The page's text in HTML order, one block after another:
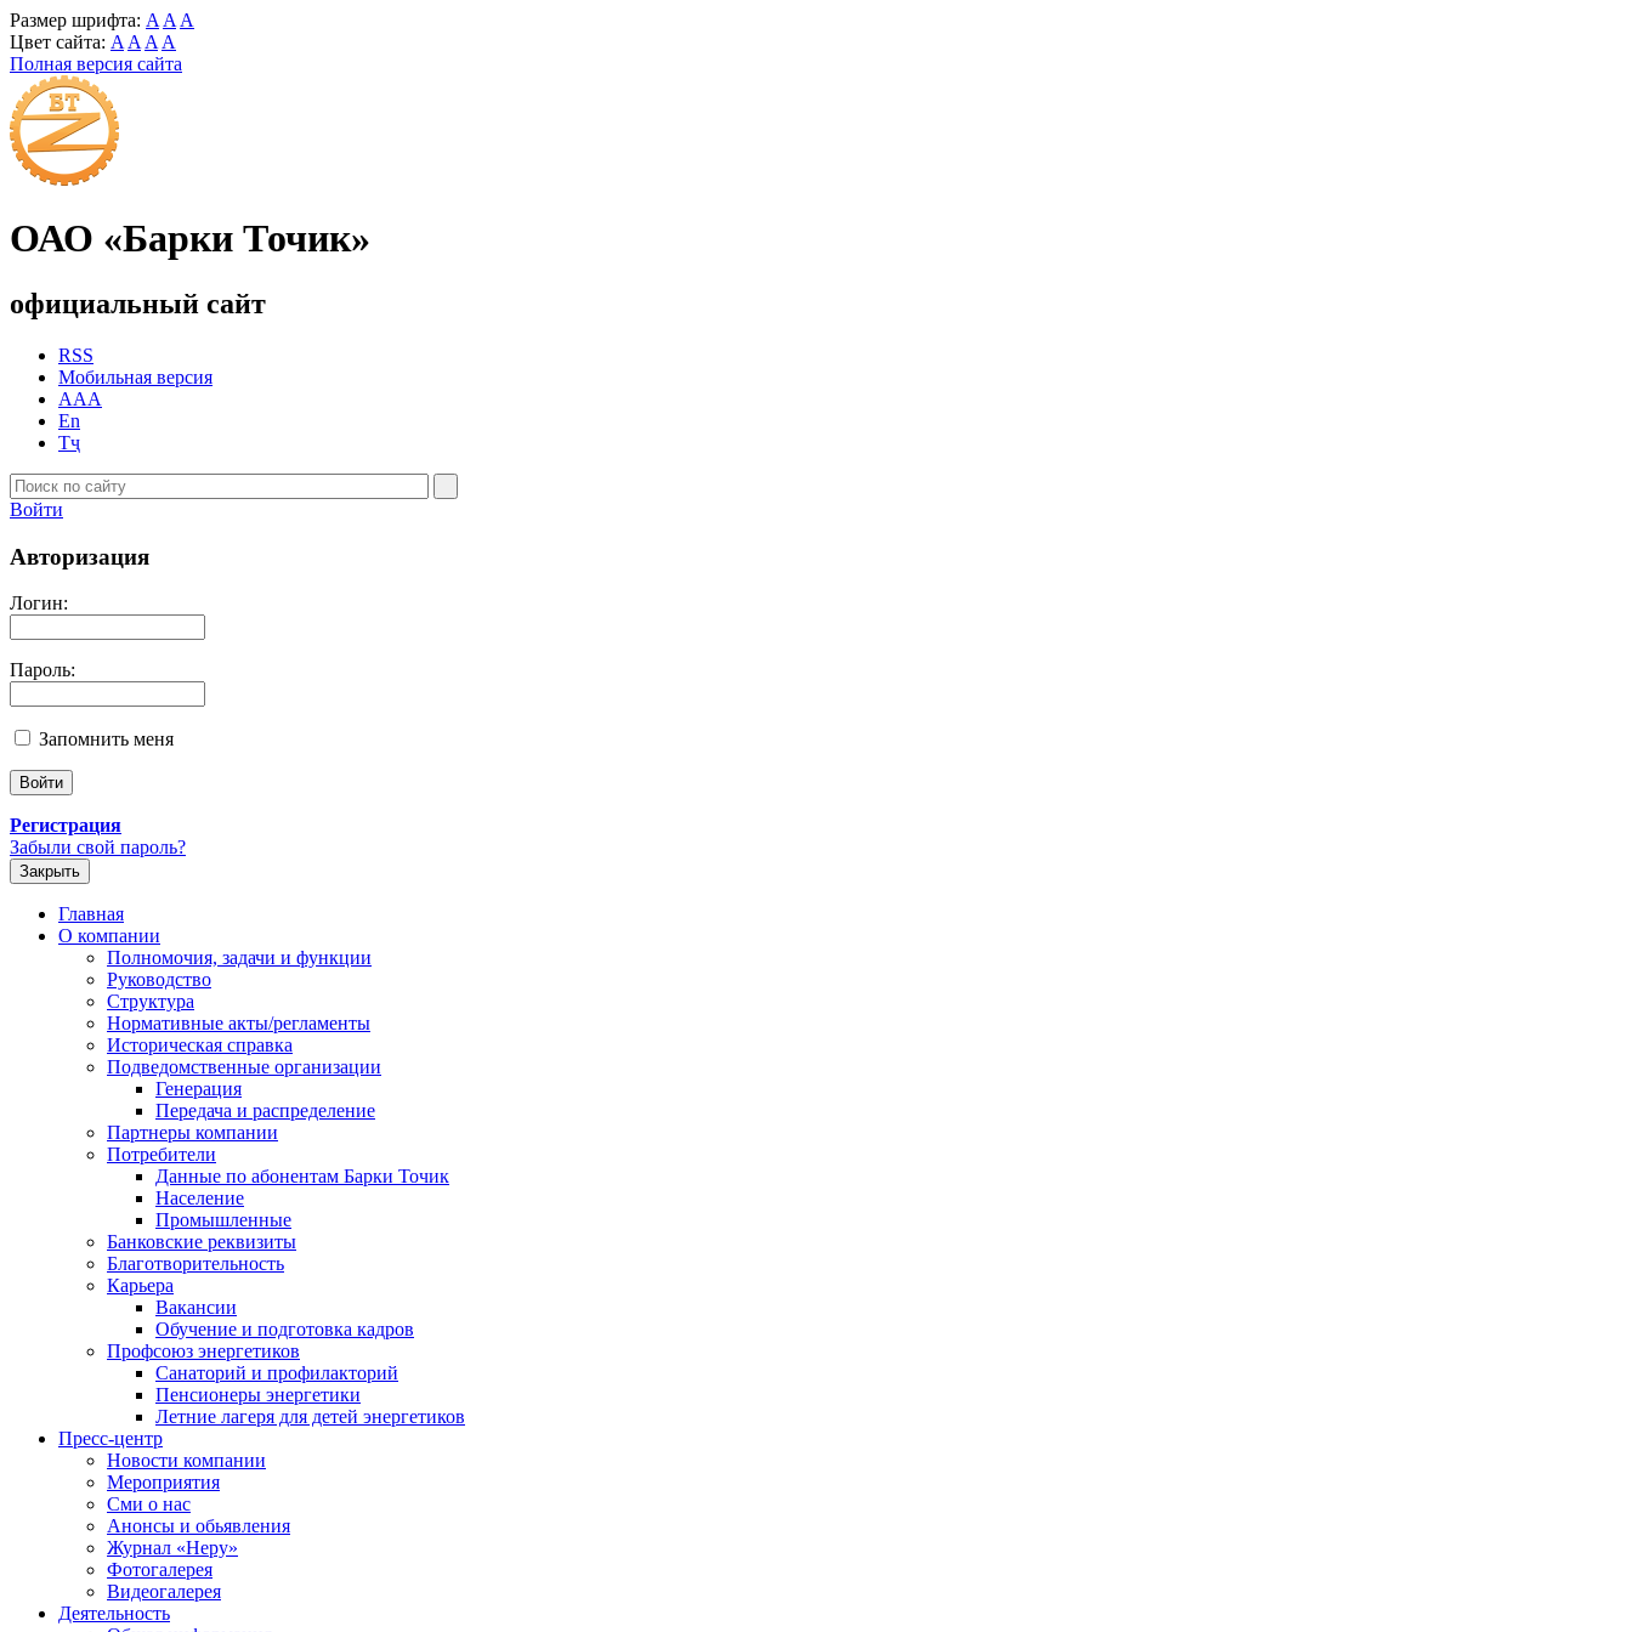
Размер шрифта: A A A
Цвет сайта: A A A A
Полная версия сайта
ОАО «Барки Точик»
официальный сайт
RSS
Мобильная версия
AAA
En
Тҷ
Войти
Авторизация
Логин:
Пароль:
Запомнить меня
Регистрация
Забыли свой пароль?
Закрыть
Главная
О компании
Полномочия, задачи и функции
Руководство
Структура
Нормативные акты/регламенты
Историческая справка
Подведомственные организации
Генерация
Передача и распределение
Партнеры компании
Потребители
Данные по абонентам Барки Точик
Население
Промышленные
Банковские реквизиты
Благотворительность
Карьера
Вакансии
Обучение и подготовка кадров
Профсоюз энергетиков
Санаторий и профилакторий
Пенсионеры энергетики
Летние лагеря для детей энергетиков
Пресс-центр
Новости компании
Мероприятия
Сми о нас
Анонсы и обьявления
Журнал «Неру»
Фотогалерея
Видеогалерея
Деятельность